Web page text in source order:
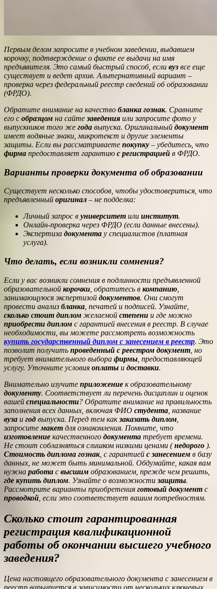
Первым делом запросите в учебном заведении, выдавшем
корочку, подтверждение о факте ее выдачи на имя
предъявителя. Это самый быстрый способ, если вуз все еще
существует и ведет архив. Альтернативный вариант –
проверка через федеральный реестр сведений об образовании
(ФРДО).
Обратите внимание на качество бланка гознак. Сравните
его с образцом на сайте заведения или запросите фото у
выпускников того же года выпуска. Оригинальный документ
имеет водяные знаки, микротекст и другие элементы
защиты. Если вы рассматриваете покупку – убедитесь, что
фирма предоставляет гарантию с регистрацией в ФРДО.
Варианты проверки документа об образовании
Существует несколько способов, чтобы удостовериться, что
предъявленный оригинал – не подделка:
Личный запрос в университет или институт.
Онлайн-проверка через ФРДО (если данные внесены).
Экспертиза документа у специалистов (платная
услуга).
Что делать, если возникли сомнения?
Если у вас возникли сомнения в подлинности предъявленной
образовательной корочки , обратитесь в компанию
занимающуюся экспертизой документов. Они смогут
провести анализ бланка , печатей и подписей. Узнайте,
сколько стоит диплом желаемой степени и где можно
приобрести диплом с гарантией внесения в реестр. В случае
необходимости, вы можете рассмотреть возможность
купить государственный диплом с занесением в реестр. Это
позволит получить проведенный с реестром документ , но
требует внимательного выбора фирмы , предоставляющей
услугу. Уточните условия оплаты и доставки.
Внимательно изучите приложение к образовательному
документу. Соответствует ли перечень дисциплин и оценок
вашей специальности? Обратите внимание на правильность
заполнения всех данных, включая ФИО студента , название
вуза и год выпуска. Перед тем какзаказать диплом
запроситемакет для ознакомления. Помните, что
изготовление качественного документа требует времени.
Не стоит соблазняться слишком низкими ценами (недорого ).
Стоимость диплома гознак, с гарантией с занесением в базу
данных, не может быть минимальной. Обдумайте, какая вам
нужна работа с высшим образованием, прежде чем решить,
где купить диплом. Узнайте о возможности защиты.
Рассмотрите варианты приобретения готовый документ с
проводкой , если это соответствует вашим потребностям.
Сколько стоит гарантированная
регистрация квалификационной
работы об окончании высшего учебного
заведения?
Цена настоящего образовательного документа с занесением в
реестр варьируется в зависимости от нескольких ключевых